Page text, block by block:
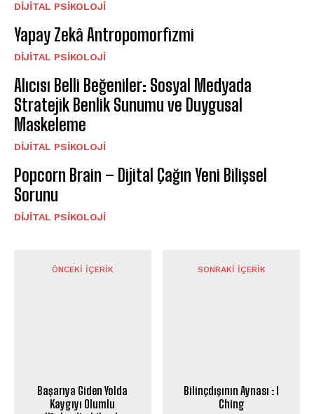
DIJITAL PSIKOLOJI
Yapay Zekâ Antropomorfizmi
DIJITAL PSIKOLOJI
Alıcısı Belli Beğeniler: Sosyal Medyada
Stratejik Benlik Sunumu ve Duygusal
Maskeleme
DIJITAL PSIKOLOJI
Popcorn Brain – Dijital Çağın Yeni Bilişsel
Sorunu
DIJITAL PSIKOLOJI
ÖNCEKI İÇERIK
Başarıya Giden Yolda
Kaygıyı Olumlu
SONRAKI İÇERIK
Bilinçdışının Aynası : I
Ching